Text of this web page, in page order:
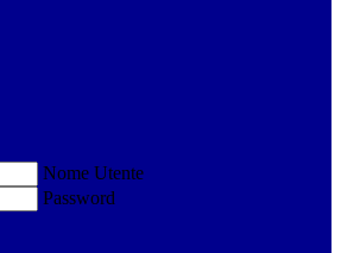
Nome Utente
Password